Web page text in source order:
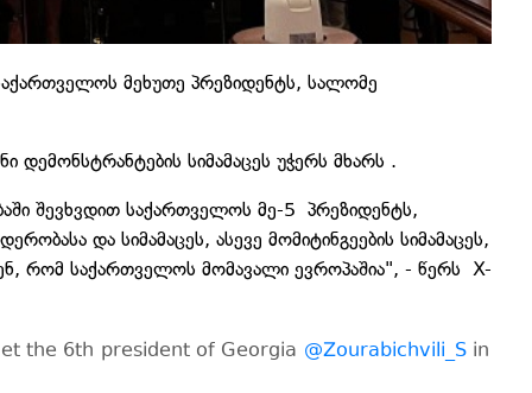
მეხუთე პრეზიდენტს, სალომე
დემონსტრანტების სიმამაცეს უჭერს მხარს .
შევხვდით საქართველოს მე-5 პრეზიდენტს,
და სიმამაცეს, ასევე მომიტინგეების სიმამაცეს,
რომ საქართველოს მომავალი ევროპაშია", - წერს X-
the 6th president of Georgia @Zourabichvili_Sin